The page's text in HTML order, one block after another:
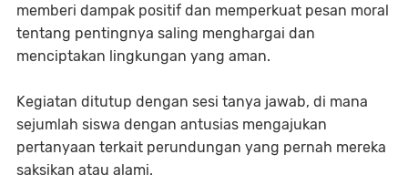
memberi dampak positif dan memperkuat pesan moral
tentang pentingnya saling menghargai dan
menciptakan lingkungan yang aman.
Kegiatan ditutup dengan sesi tanya jawab, di mana
sejumlah siswa dengan antusias mengajukan
pertanyaan terkait perundungan yang pernah mereka
saksikan atau alami.